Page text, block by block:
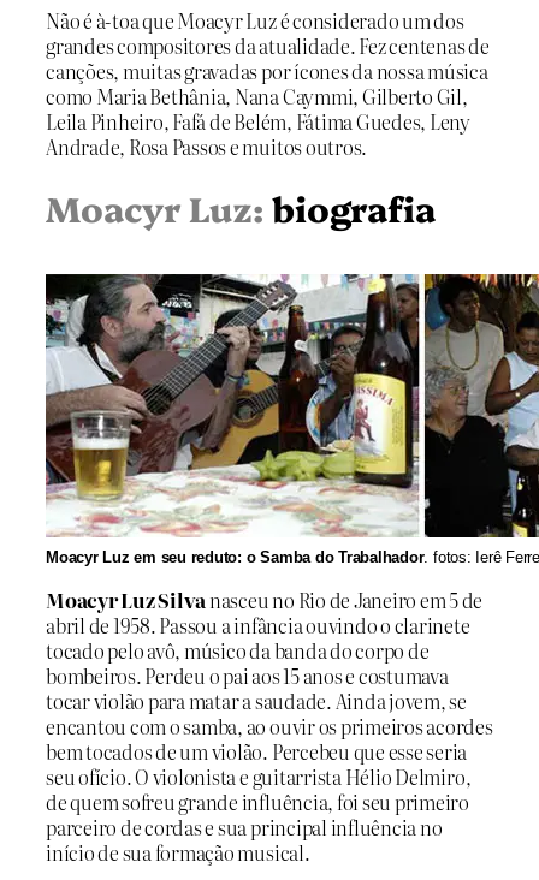
Não é à-toa que Moacyr Luz é considerado um dos
grandes compositores da atualidade. Fez centenas de
canções, muitas gravadas por ícones da nossa música
como Maria Bethânia, Nana Caymmi, Gilberto Gil,
Leila Pinheiro, Fafá de Belém, Fátima Guedes, Leny
Andrade, Rosa Passos e muitos outros.
Moacyr Luz: biografia
Moacyr Luz em seu reduto: o Samba do Trabalhador. fotos: Ierê
Moacyr Luz Silvanasceu no Rio de Janeiro em 5 de
abril de 1958. Passou a infância ouvindo o clarinete
tocado pelo avô, músico da banda do corpo de
bombeiros. Perdeu o pai aos 15 anos e costumava
tocar violão para matar a saudade. Ainda jovem, se
encantou com o samba, ao ouvir os primeiros acordes
bem tocados de um violão. Percebeu que esse seria
seu ofício. O violonista e guitarrista Hélio Delmiro,
de quem sofreu grande influência, foi seu primeiro
parceiro de cordas e sua principal influência no
início de sua formação musical.